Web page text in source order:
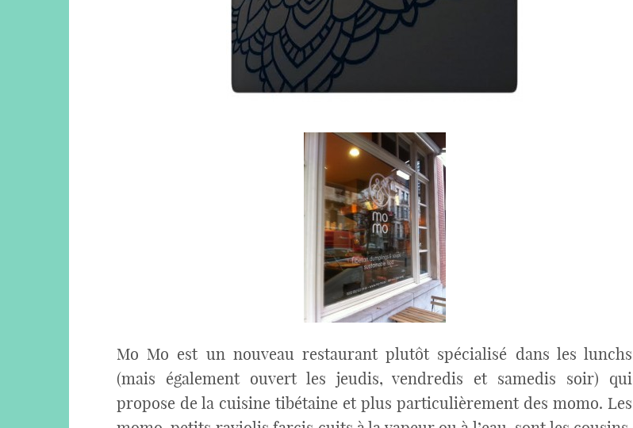
Mo Mo est un nouveau restaurant plutôt spécialisé dans les lunchs
(mais également ouvert les jeudis, vendredis et samedis soir) qui
propose de la cuisine tibétaine et plus particulièrement des momo. Les